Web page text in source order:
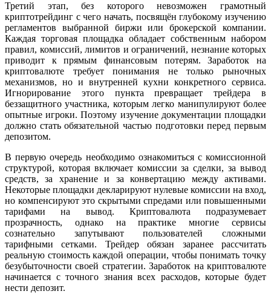
Третий этап, без которого невозможен грамотный
криптотрейдинг с чего начать, посвящён глубокому изучению
регламентов выбранной биржи или брокерской компании.
Каждая торговая площадка обладает собственным набором
правил, комиссий, лимитов и ограничений, незнание которых
приводит к прямым финансовым потерям. Заработок на
криптовалюте требует понимания не только рыночных
механизмов, но и внутренней кухни конкретного сервиса.
Игнорирование этого пункта превращает трейдера в
беззащитного участника, которым легко манипулируют более
опытные игроки. Поэтому изучение документации площадки
должно стать обязательной частью подготовки перед первым
депозитом.
В первую очередь необходимо ознакомиться с комиссионной
структурой, которая включает комиссии за сделки, за вывод
средств, за хранение и за конвертацию между активами.
Некоторые площадки декларируют нулевые комиссии на вход,
но компенсируют это скрытыми спредами или повышенными
тарифами на вывод. Криптовалюта подразумевает
прозрачность, однако на практике многие сервисы
сознательно запутывают пользователей сложными
тарифными сетками. Трейдер обязан заранее рассчитать
реальную стоимость каждой операции, чтобы понимать точку
безубыточности своей стратегии. Заработок на криптовалюте
начинается с точного знания всех расходов, которые будет
нести депозит.